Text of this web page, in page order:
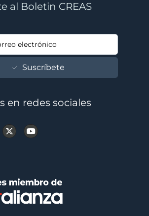
al Boletin CREAS
Suscríbete
en redes sociales